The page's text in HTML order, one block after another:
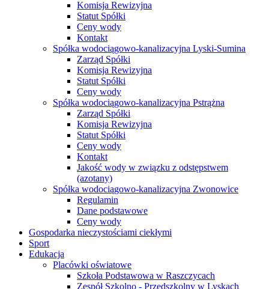
Komisja Rewizyjna
Statut Spółki
Ceny wody
Kontakt
Spółka wodociągowo-kanalizacyjna Lyski-Sumina
Zarząd Spółki
Komisja Rewizyjna
Statut Spółki
Ceny wody
Spółka wodociągowo-kanalizacyjna Pstrążna
Zarząd Spółki
Komisja Rewizyjna
Statut Spółki
Ceny wody
Kontakt
Jakość wody w związku z odstępstwem
(azotany)
Spółka wodociągowo-kanalizacyjna Zwonowice
Regulamin
Dane podstawowe
Ceny wody
Gospodarka nieczystościami ciekłymi
Sport
Edukacja
Placówki oświatowe
Szkoła Podstawowa w Raszczycach
Zespół Szkolno - Przedszkolny w Lyskach